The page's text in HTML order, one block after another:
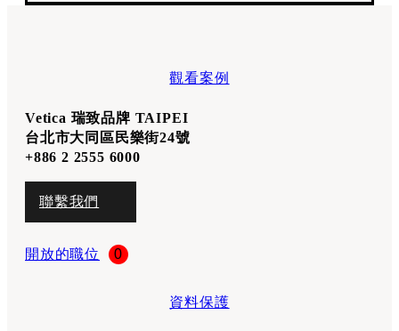
觀看案例
Vetica 瑞致品牌 TAIPEI
台北市大同區民樂街24號
+886 2 2555 6000
聯繫我們
開放的職位 0
資料保護